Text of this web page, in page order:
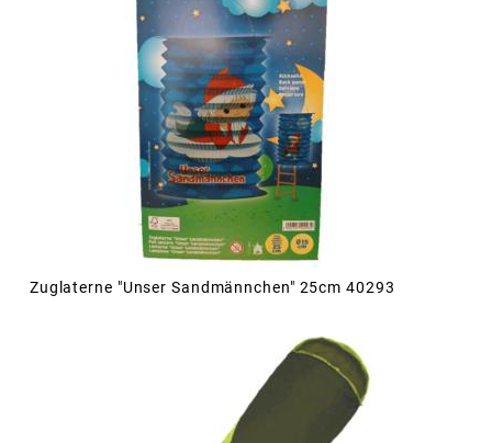
Zuglaterne "Unser Sandmännchen" 25cm 40293